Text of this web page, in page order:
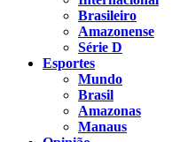
Brasileiro
Amazonense
Série D
Esportes
Mundo
Brasil
Amazonas
Manaus